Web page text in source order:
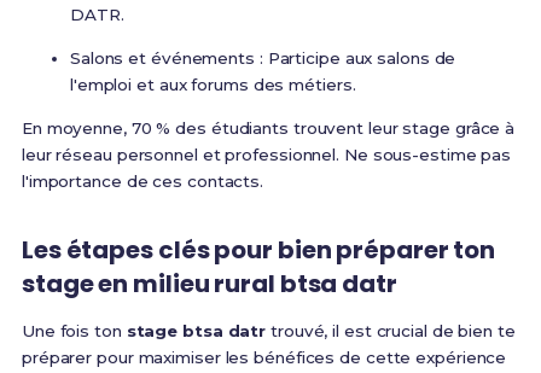
DATR.
Salons et événements : Participe aux salons de
l'emploi et aux forums des métiers.
En moyenne, 70 % des étudiants trouvent leur stage grâce à
leur réseau personnel et professionnel. Ne sous-estime pas
l'importance de ces contacts.
Les étapes clés pour bien préparer ton
stage en milieu rural btsa datr
Une fois ton stage btsa datr trouvé, il est crucial de bien te
préparer pour maximiser les bénéfices de cette expérience